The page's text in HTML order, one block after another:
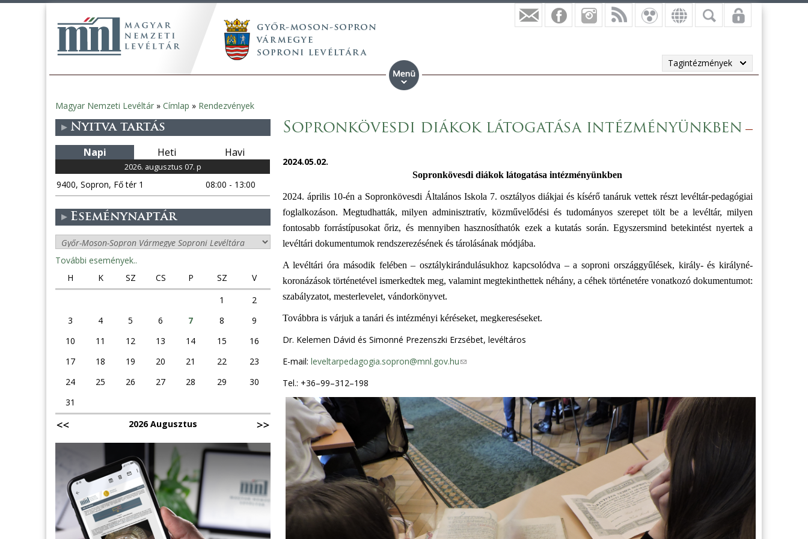
Tagintézmények
Jelenlegi
hely
Magyar Nemzeti Levéltár » Címlap » Rendezvények
Sopronkövesdi diákok látogatása intézményünkben
2024.05.02.
Sopronkövesdi diákok látogatása intézményünkben
2024. április 10-én a Sopronkövesdi Általános Iskola 7. osztályos diákjai és kísérő tanáruk vettek részt levéltár-pedagógiai
foglalkozáson. Megtudhatták, milyen adminisztratív, közművelődési és tudományos szerepet tölt be a levéltár, milyen
fontosabb forrástípusokat őriz, és mennyiben hasznosíthatók ezek a kutatás során. Egyszersmind betekintést nyertek a
levéltári dokumentumok rendszerezésének és tárolásának módjába.
A levéltári óra második felében – osztálykirándulásukhoz kapcsolódva – a soproni országgyűlések, király- és királyné-
koronázások történetével ismerkedtek meg, valamint megtekinthettek néhány, a céhek történetére vonatkozó dokumentumot:
szabályzatot, mesterlevelet, vándorkönyvet.
Továbbra is várjuk a tanári és intézményi kéréseket, megkereséseket.
Dr. Kelemen Dávid és Simonné Prezenszki Erzsébet, levéltáros
E-mail: leveltarpedagogia.sopron@mnl.gov.hu(
n
k
s
e
n
d
s
e
-
(
n
k
s
e
n
d
s
e
-
Tel.: +36–99–312–198
Nyitva tartás
Napi Heti Havi
2026. augusztus 07. p
9400, Sopron, Fő tér 1 08:00 - 13:00
Eseménynaptár
További események..
H
K SZ CS P SZ
V
1
2
3
4 5 6 7 8
9
10
11 12 13 14 15
16
17
18 19 20 21 22
23
24
25 26 27 28 29
30
31
2026 Augusztus